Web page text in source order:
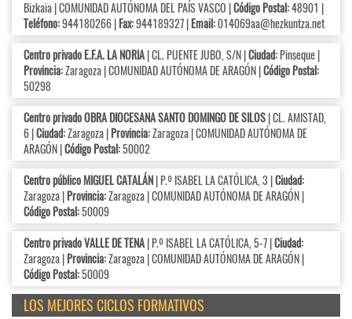
Bizkaia | COMUNIDAD AUTÓNOMA DEL PAÍS VASCO |Código Postal:48901 |
Teléfono:944180266 |Fax:944189327 |Email:014069aa@hezkuntza.net
Centro privado E.F.A. LA NORIA| CL. PUENTE JUBO, S/N |Ciudad:Pinseque |
Provincia:Zaragoza | COMUNIDAD AUTÓNOMA DE ARAGÓN |Código Postal:
50298
Centro privado OBRA DIOCESANA SANTO DOMINGO DE SILOS| CL. AMISTAD,
6 |Ciudad:Zaragoza |Provincia:Zaragoza | COMUNIDAD AUTÓNOMA DE
ARAGÓN |Código Postal:50002
Centro público MIGUEL CATALÁN| P.º ISABEL LA CATÓLICA, 3 |Ciudad:
Zaragoza |Provincia:Zaragoza | COMUNIDAD AUTÓNOMA DE ARAGÓN |
Código Postal:50009
Centro privado VALLE DE TENA| P.º ISABEL LA CATÓLICA, 5-7 |Ciudad:
Zaragoza |Provincia:Zaragoza | COMUNIDAD AUTÓNOMA DE ARAGÓN |
Código Postal:50009
LOS MEJORES CICLOS FORMATIVOS